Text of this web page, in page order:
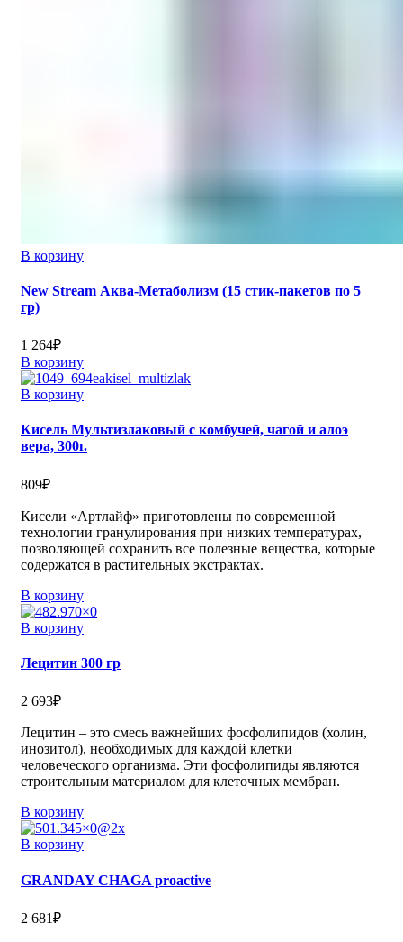
В корзину
New Stream Аква-Метаболизм (15 стик-пакетов по 5
гр)
1 264₽
В корзину
В корзину
Кисель Мультизлаковый с комбучей, чагой и алоэ
вера, 300г.
809₽
Кисели «Артлайф» приготовлены по современной
технологии гранулирования при низких температурах,
позволяющей сохранить все полезные вещества, которые
содержатся в растительных экстрактах.
В корзину
В корзину
Лецитин 300 гр
2 693₽
Лецитин – это смесь важнейших фосфолипидов (холин,
инозитол), необходимых для каждой клетки
человеческого организма. Эти фосфолипиды являются
строительным материалом для клеточных мембран.
В корзину
В корзину
GRANDAY CHAGA proactive
2 681₽